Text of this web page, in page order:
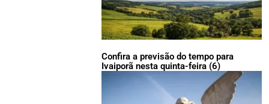
Confira a previsão do tempo para
Ivaiporã nesta quinta-feira (6)